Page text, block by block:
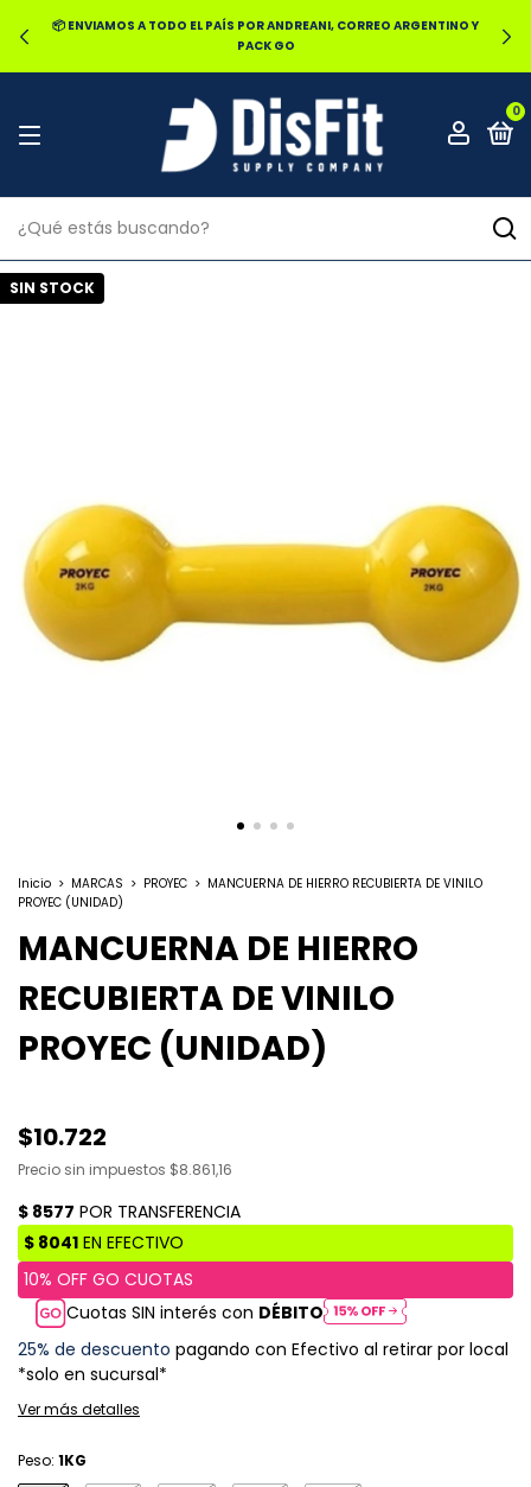
📦 ENVIAMOS A TODO EL PAÍS POR ANDREANI, CORREO ARGENTINO Y
PACK GO
0
SIN STOCK
Inicio > MARCAS > PROYEC > MANCUERNA DE HIERRO RECUBIERTA DE VINILO
PROYEC (UNIDAD)
MANCUERNA DE HIERRO
RECUBIERTA DE VINILO
PROYEC (UNIDAD)
$10.722
Precio sin impuestos $8.861,16
Cuotas SIN interés con DÉBITO
25% de descuento pagando con Efectivo al retirar por local
*solo en sucursal*
Ver más detalles
Peso: 1KG